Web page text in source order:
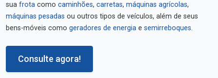
sua frota como caminhões, carretas, máquinas agrícolas,
máquinas pesadas ou outros tipos de veículos, além de seus
bens-móveis como geradores de energia e semirreboques.
Consulte agora!